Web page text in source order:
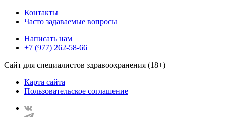
Контакты
Часто задаваемые вопросы
Написать нам
+7 (977) 262-58-66
Сайт для специалистов здравоохранения (18+)
Карта сайта
Пользовательское соглашение